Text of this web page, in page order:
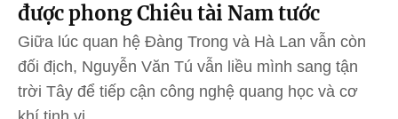
được phong Chiêu tài Nam tước
Giữa lúc quan hệ Đàng Trong và Hà Lan vẫn còn
đối địch, Nguyễn Văn Tú vẫn liều mình sang tận
trời Tây để tiếp cận công nghệ quang học và cơ